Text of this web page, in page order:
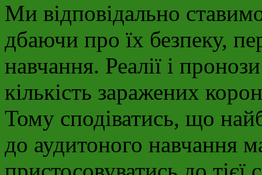
Ми відповідально
дбаючи про їх безпеку,
навчання. Реалії і
кількість заражених
Тому сподіватись, що
до аудитоного навчання